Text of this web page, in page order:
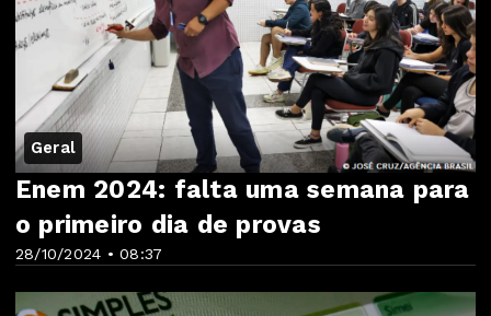
Geral
28/10/2024 • 08:37
Enem 2024: falta uma semana para
o primeiro dia de provas